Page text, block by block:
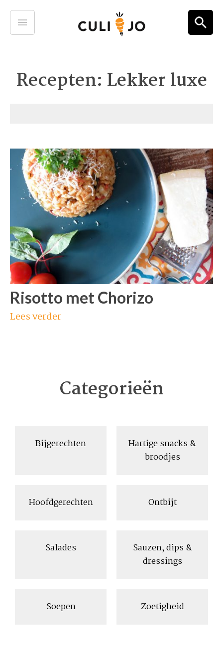
Recepten: Lekker luxe
Risotto met Chorizo
Lees verder
Categorieën
Bijgerechten
Hartige snacks &
broodjes
Hoofdgerechten Ontbijt
Salades
Sauzen, dips &
dressings
Soepen Zoetigheid